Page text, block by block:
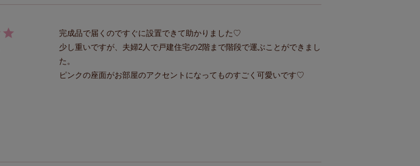
完成品で届くのですぐに設置できて助かりました♡
少し重いですが、夫婦2人で戸建住宅の2階まで階段で運ぶことができまし
た。
ピンクの座面がお部屋のアクセントになってものすごく可愛いです♡